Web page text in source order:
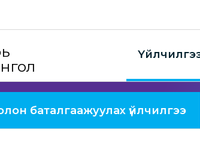
баталгаажуулах үйлчилгээ